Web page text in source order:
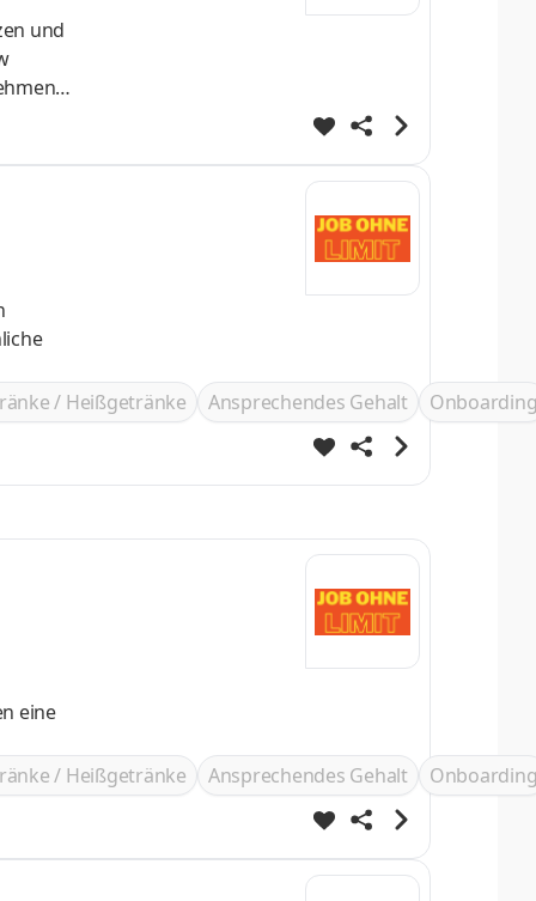
und
/ Heißgetränke Ansprechendes Gehalt
/ Heißgetränke Ansprechendes Gehalt